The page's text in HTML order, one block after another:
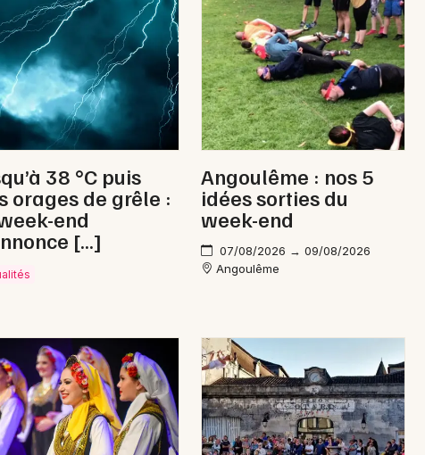
Newsletter des sorties
Artistes en tournée
Actus à Ruffec
Magazine à Ruffec
16 - Charente
Choisir mes départements
38 °C puis
orages de grêle :
end
[…]
Angoulême : nos 5
idées sorties du
week-end
07/08/2026 → 09/08/2026
Angoulême